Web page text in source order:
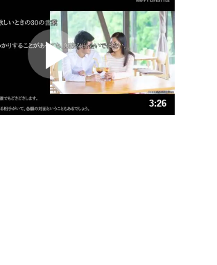
プラス思考
ポジティブになれない原因は、行動
しないから。
ポジティブ思考になる30の方法
ストレス対策
人生、なんとかなるもの。
3:26